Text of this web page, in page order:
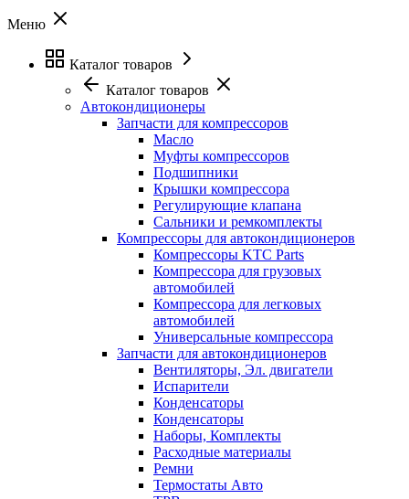
Меню
Каталог товаров
Каталог товаров
Автокондиционеры
Запчасти для компрессоров
Масло
Муфты компрессоров
Подшипники
Крышки компрессора
Регулирующие клапана
Сальники и ремкомплекты
Компрессоры для автокондиционеров
Компрессоры KTC Parts
Компрессора для грузовых
автомобилей
Компрессора для легковых
автомобилей
Универсальные компрессора
Запчасти для автокондиционеров
Вентиляторы, Эл. двигатели
Испарители
Конденсаторы
Конденсаторы
Наборы, Комплекты
Расходные материалы
Ремни
Термостаты Авто